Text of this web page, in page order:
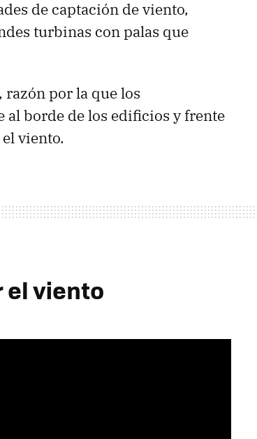
de captación de viento,
turbinas con palas que
razón por la que los
al borde de los edificios y frente
viento.
el viento